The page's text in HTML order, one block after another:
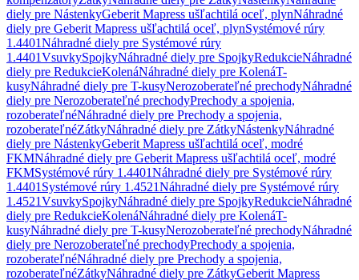
diely pre NástenkyGeberit Mapress ušľachtilá oceľ, plynNáhradné
diely pre Geberit Mapress ušľachtilá oceľ, plynSystémové rúry
1.4401Náhradné diely pre Systémové rúry
1.4401VsuvkySpojkyNáhradné diely pre SpojkyRedukcieNáhradné
diely pre RedukcieKolenáNáhradné diely pre KolenáT-
kusyNáhradné diely pre T-kusyNerozoberateľné prechodyNáhradné
diely pre Nerozoberateľné prechodyPrechody a spojenia,
rozoberateľnéNáhradné diely pre Prechody a spojenia,
rozoberateľnéZátkyNáhradné diely pre ZátkyNástenkyNáhradné
diely pre NástenkyGeberit Mapress ušľachtilá oceľ, modré
FKMNáhradné diely pre Geberit Mapress ušľachtilá oceľ, modré
FKMSystémové rúry 1.4401Náhradné diely pre Systémové rúry
1.4401 Systémové rúry 1.4521Náhradné diely pre Systémové rúry
1.4521VsuvkySpojkyNáhradné diely pre SpojkyRedukcieNáhradné
diely pre RedukcieKolenáNáhradné diely pre KolenáT-
kusyNáhradné diely pre T-kusyNerozoberateľné prechodyNáhradné
diely pre Nerozoberateľné prechodyPrechody a spojenia,
rozoberateľnéNáhradné diely pre Prechody a spojenia,
rozoberateľnéZátkyNáhradné diely pre ZátkyGeberit Mapress